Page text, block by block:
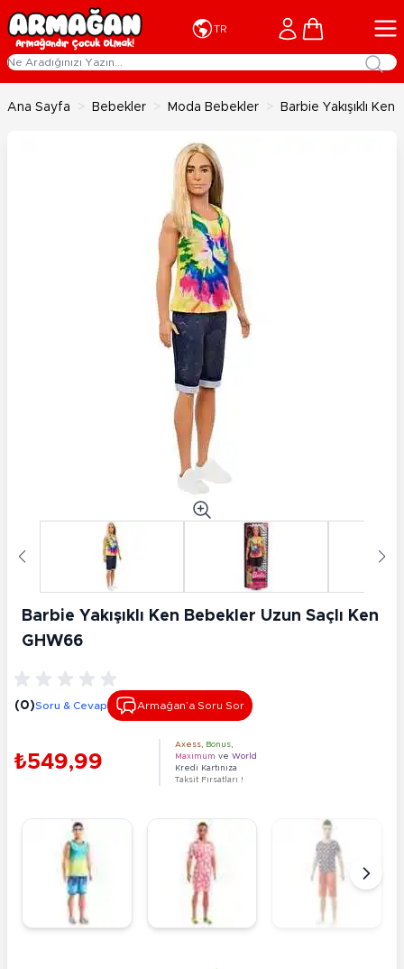
İçeriğe geç
TR Cart
Ana Sayfa > Bebekler > Moda Bebekler > Barbie Yakışıklı
Barbie Yakışıklı Ken Bebekler Uzun Saçlı Ken
GHW66
(0)Soru & Cevap Armağan’a Soru Sor
₺549,99
Axess Bonus
Maximum ve World
Kredi Kartınıza
Taksit Fırsatları !